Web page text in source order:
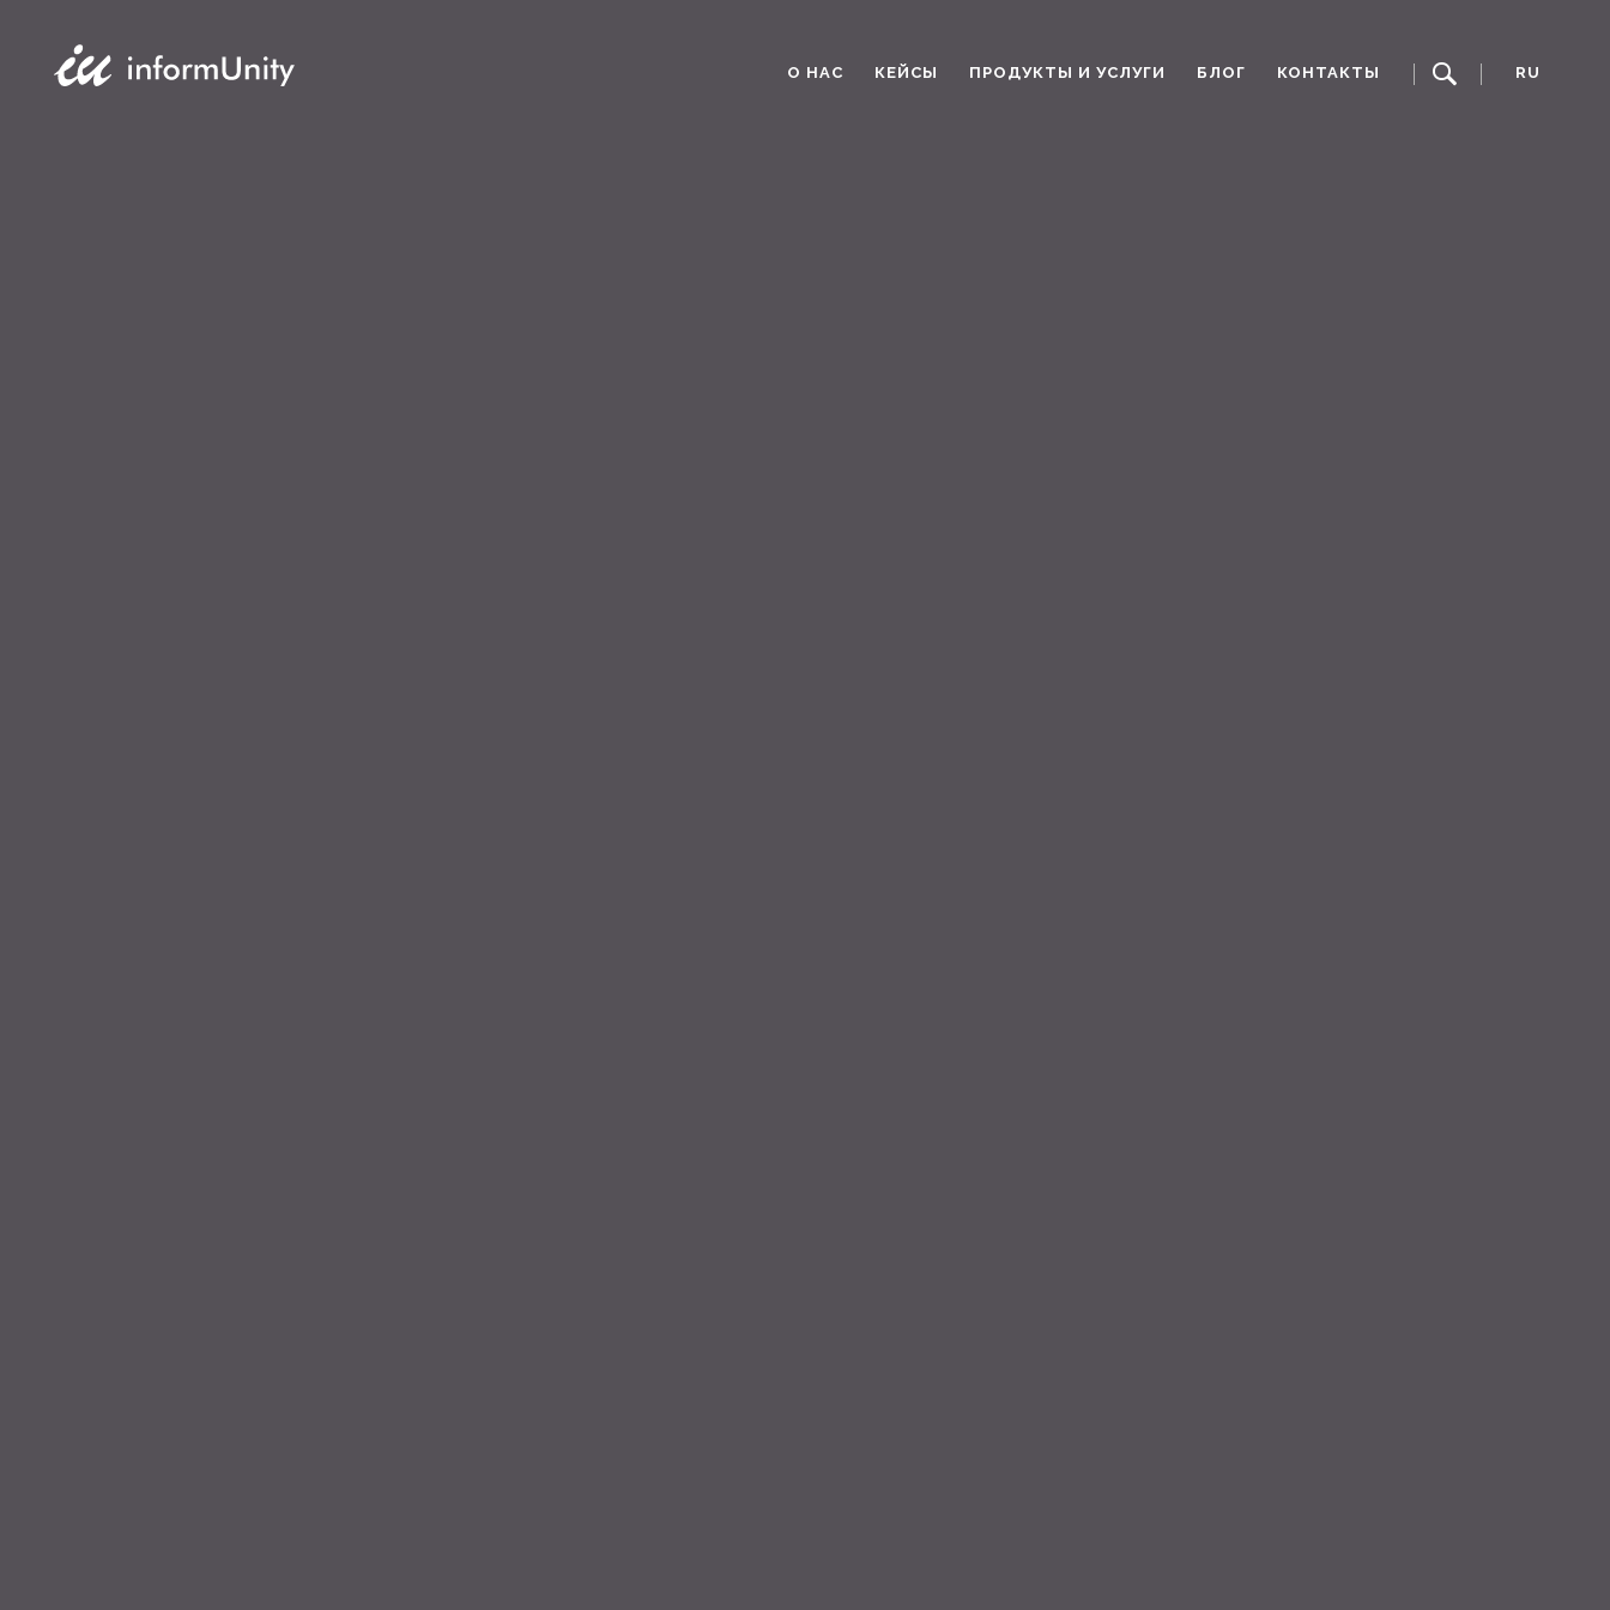
О НАС КЕЙСЫ ПРОДУКТЫ И УСЛУГИ БЛОГ КОНТАКТЫ RU